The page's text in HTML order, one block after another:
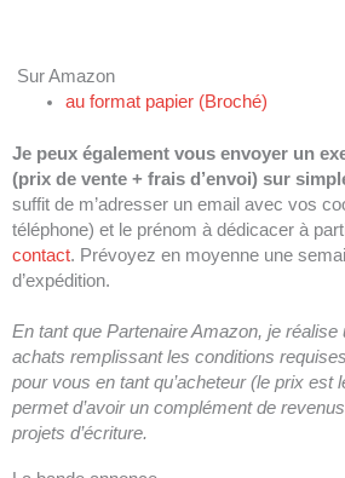
Sur Amazon
au format papier (Broché)
Je peux également vous envoyer un
(prix de vente + frais d’envoi) sur
suffit de m’adresser un email avec vos
téléphone) et le prénom à dédicacer à
contact. Prévoyez en moyenne une
d’expédition.
En tant que Partenaire Amazon, je réalise
achats remplissant les conditions
pour vous en tant qu’acheteur (le prix est
permet d’avoir un complément de
projets d’écriture.